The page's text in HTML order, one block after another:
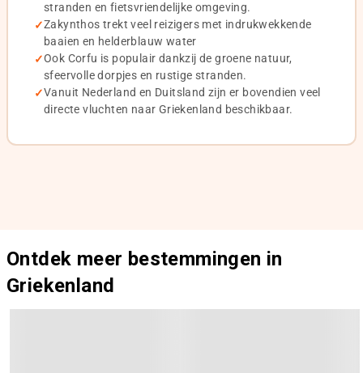
stranden en fietsvriendelijke omgeving.
Zakynthos trekt veel reizigers met indrukwekkende
baaien en helderblauw water
Ook Corfu is populair dankzij de groene natuur,
sfeervolle dorpjes en rustige stranden.
Vanuit Nederland en Duitsland zijn er bovendien veel
directe vluchten naar Griekenland beschikbaar.
Ontdek meer bestemmingen in
Griekenland